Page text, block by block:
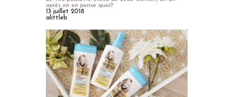
après on en pense quoi?
13 juillet 2018
alittleb